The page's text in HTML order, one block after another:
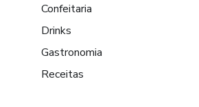
Confeitaria
Drinks
Gastronomia
Receitas